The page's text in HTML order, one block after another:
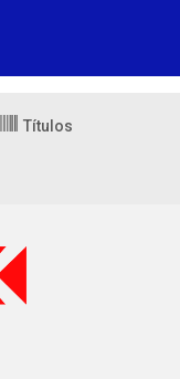
Títulos